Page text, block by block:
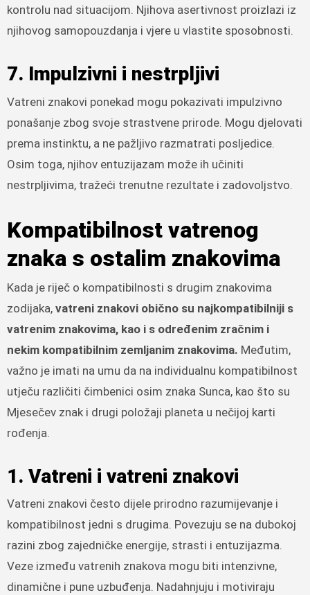
kontrolu nad situacijom. Njihova asertivnost proizlazi iz
njihovog samopouzdanja i vjere u vlastite sposobnosti.
7. Impulzivni i nestrpljivi
Vatreni znakovi ponekad mogu pokazivati ​​impulzivno
ponašanje zbog svoje strastvene prirode. Mogu djelovati
prema instinktu, a ne pažljivo razmatrati posljedice.
Osim toga, njihov entuzijazam može ih učiniti
nestrpljivima, tražeći trenutne rezultate i zadovoljstvo.
Kompatibilnost vatrenog
znaka s ostalim znakovima
Kada je riječ o kompatibilnosti s drugim znakovima
zodijaka, vatreni znakovi obično su najkompatibilniji s
vatrenim znakovima, kao i s određenim zračnim i
nekim kompatibilnim zemljanim znakovima. Međutim,
važno je imati na umu da na individualnu kompatibilnost
utječu različiti čimbenici osim znaka Sunca, kao što su
Mjesečev znak i drugi položaji planeta u nečijoj karti
rođenja.
1. Vatreni i vatreni znakovi
Vatreni znakovi često dijele prirodno razumijevanje i
kompatibilnost jedni s drugima. Povezuju se na dubokoj
razini zbog zajedničke energije, strasti i entuzijazma.
Veze između vatrenih znakova mogu biti intenzivne,
dinamične i pune uzbuđenja. Nadahnjuju i motiviraju